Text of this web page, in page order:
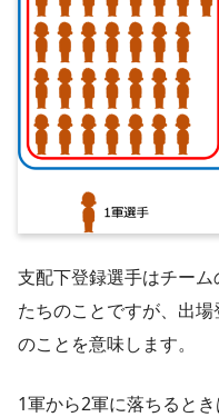
支配下登録選手はチー
たちのことですが、出
のことを意味します。
1軍から2軍に落ちるとき